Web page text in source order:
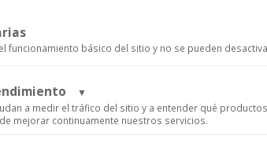
funcionamiento básico del sitio y no se pueden
▼
a medir el tráfico del sitio y a entender qué
mejorar continuamente nuestros servicios.